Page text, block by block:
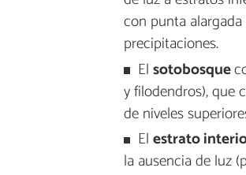
con punta
precipitaciones.
Elsotobosque
y filodendros), que
de niveles
Elestrato
la ausencia de luz